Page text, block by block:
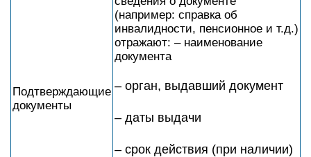
Подтверждающие
документы
(например: справка об
инвалидности, пенсионное и т.д.)
отражают: – наименование
документа
– орган, выдавший документ
– даты выдачи
– срок действия (при наличии)